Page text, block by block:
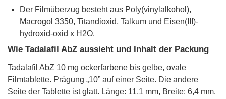
Der Filmüberzug besteht aus Poly(vinylalkohol),
Macrogol 3350, Titandioxid, Talkum und Eisen(III)-
hydroxid-oxid x H2O.
Wie Tadalafil AbZ aussieht und Inhalt der Packung
Tadalafil AbZ 10 mg ockerfarbene bis gelbe, ovale
Filmtablette. Prägung „10” auf einer Seite. Die andere
Seite der Tablette ist glatt. Länge: 11,1 mm, Breite: 6,4 mm.